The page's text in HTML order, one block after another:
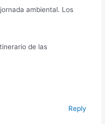
ambiental. Los
de las
Reply